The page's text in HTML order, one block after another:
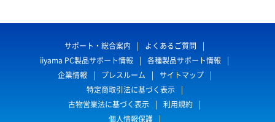
サポート・総合案内
よくあるご質問
iiyama PC製品サポート情報
各種製品サポート情報
企業情報
プレスルーム
サイトマップ
特定商取引法に基づく表示
古物営業法に基づく表示
利用規約
個人情報保護